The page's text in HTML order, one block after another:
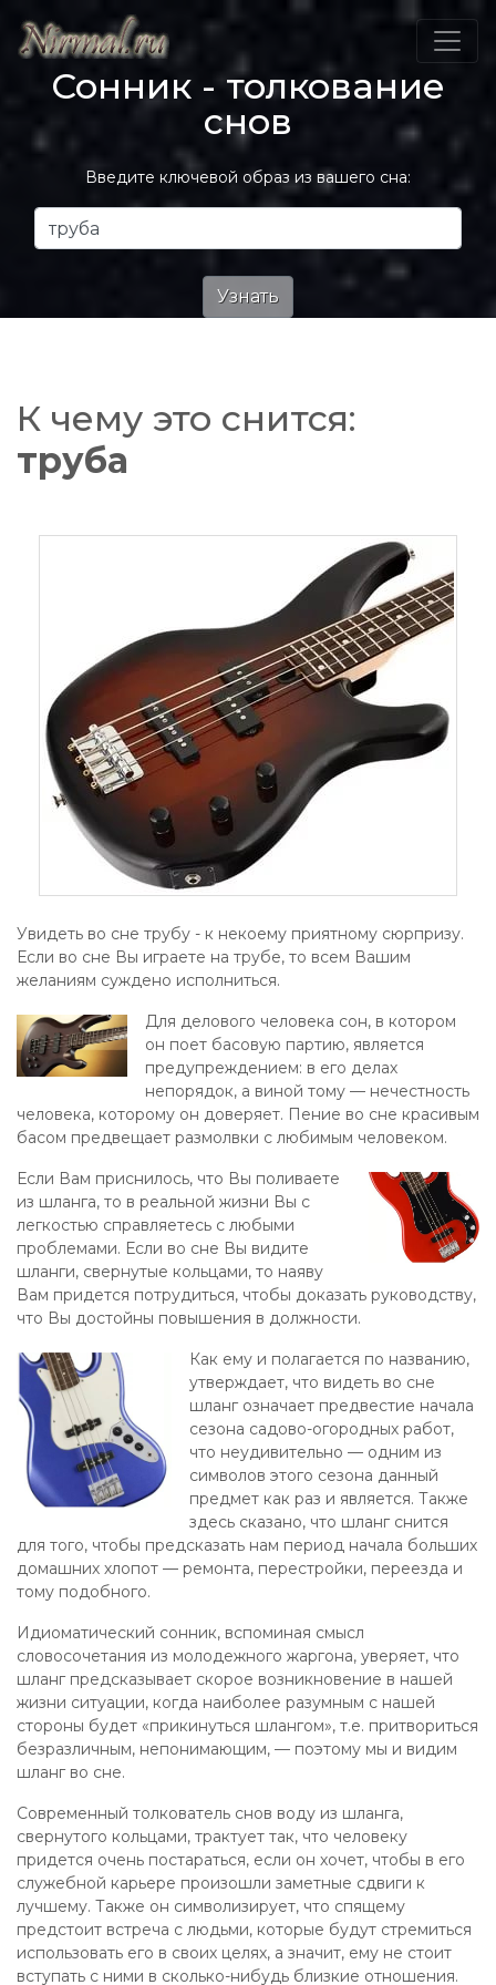
Сонник - толкование
снов
Введите ключевой образ из вашего сна:
К чему это снится:
труба
Увидеть во сне трубу - к некоему приятному сюрпризу.
Если во сне Вы играете на трубе, то всем Вашим
желаниям суждено исполниться.
Для делового человека сон, в котором
он поет басовую партию, является
предупреждением: в его делах
непорядок, а виной тому — нечестность
человека, которому он доверяет. Пение во сне красивым
басом предвещает размолвки с любимым человеком.
Если Вам приснилось, что Вы поливаете
из шланга, то в реальной жизни Вы с
легкостью справляетесь с любыми
проблемами. Если во сне Вы видите
шланги, свернутые кольцами, то наяву
Вам придется потрудиться, чтобы доказать руководству,
что Вы достойны повышения в должности.
Как ему и полагается по названию,
утверждает, что видеть во сне
шланг означает предвестие начала
сезона садово-огородных работ,
что неудивительно — одним из
символов этого сезона данный
предмет как раз и является. Также
здесь сказано, что шланг снится
для того, чтобы предсказать нам период начала больших
домашних хлопот — ремонта, перестройки, переезда и
тому подобного.
Идиоматический сонник, вспоминая смысл
словосочетания из молодежного жаргона, уверяет, что
шланг предсказывает скорое возникновение в нашей
жизни ситуации, когда наиболее разумным с нашей
стороны будет «прикинуться шлангом», т.е. притвориться
безразличным, непонимающим, — поэтому мы и видим
шланг во сне.
Современный толкователь снов воду из шланга,
свернутого кольцами, трактует так, что человеку
придется очень постараться, если он хочет, чтобы в его
служебной карьере произошли заметные сдвиги к
лучшему. Также он символизирует, что спящему
предстоит встреча с людьми, которые будут стремиться
использовать его в своих целях, а значит, ему не стоит
вступать с ними в сколько-нибудь близкие отношения.